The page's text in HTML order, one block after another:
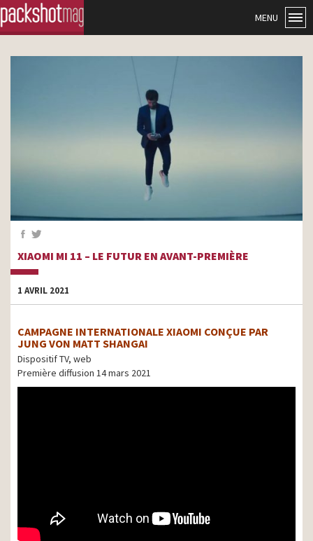
MENU
XIAOMI MI 11 – LE FUTUR EN AVANT-PREMIÈRE
1 AVRIL 2021
CAMPAGNE INTERNATIONALE XIAOMI CONÇUE PAR
JUNG VON MATT SHANGAI
Dispositif TV, web
Première diffusion 14 mars 2021